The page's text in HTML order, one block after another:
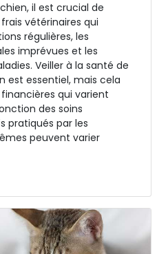
il est crucial de
vétérinaires qui
régulières, les
imprévues et les
Veiller à la santé de
est essentiel, mais cela
qui varient
des soins
pratiqués par les
peuvent varier